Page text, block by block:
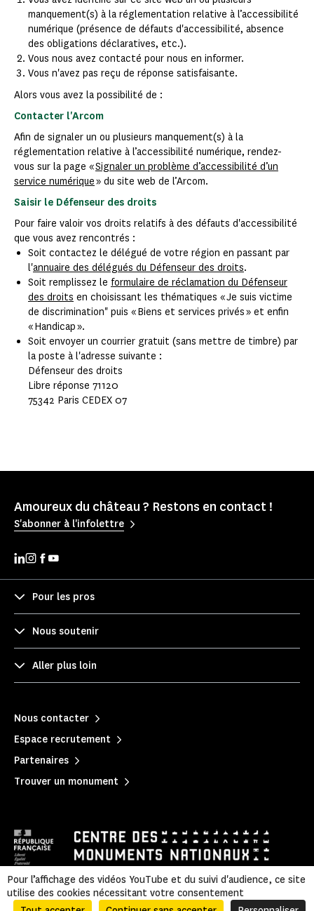
manquement(s) à la réglementation relative à l’accessibilité
numérique (présence de défauts d'accessibilité, absence
des obligations déclaratives, etc.).
Vous nous avez contacté pour nous en informer.
Vous n'avez pas reçu de réponse satisfaisante.
Alors vous avez la possibilité de :
Contacter l'Arcom
Afin de signaler un ou plusieurs manquement(s) à la
réglementation relative à l’accessibilité numérique, rendez-
vous sur la page «Signaler un problème d’accessibilité d’un
service numérique» du site web de l’Arcom.
Saisir le Défenseur des droits
Pour faire valoir vos droits relatifs à des défauts d'accessibilité
que vous avez rencontrés :
Soit contactez le délégué de votre région en passant par
l'annuaire des délégués du Défenseur des droits.
Soit remplissez le formulaire de réclamation du Défenseur
des droits en choisissant les thématiques « Je suis victime
de discrimination" puis « Biens et services privés » et enfin
« Handicap ».
Soit envoyer un courrier gratuit (sans mettre de timbre) par
la poste à l'adresse suivante :
Défenseur des droits
Libre réponse 71120
75342 Paris CEDEX 07
Amoureux du château ? Restons en contact !
S'abonner à l'infolettre
Pour les pros
Nous soutenir
Aller plus loin
Nous contacter
Espace recrutement
Partenaires
Trouver un monument
Mentions légales Politique de confidentialité
|
Informations légales et administratives
| Accessibilité | Plan du site
Pour l’affichage des vidéos YouTube et du suivi d'audience, ce site
utilise des cookies nécessitant votre consentement